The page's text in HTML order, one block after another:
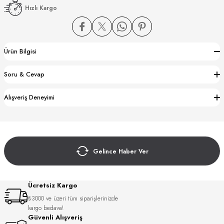
Hızlı Kargo
Ürün Bilgisi
Soru & Cevap
Alışveriş Deneyimi
Gelince Haber Ver
Ücretsiz Kargo
₺3000 ve üzeri tüm siparişlerinizde
kargo bedava!
Güvenli Alışveriş